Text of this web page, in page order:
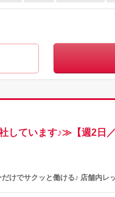
ています♪≫【週2日
けでサクッと働ける♪ 店舗内